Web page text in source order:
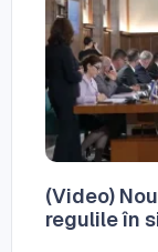
(Video)
regulile în